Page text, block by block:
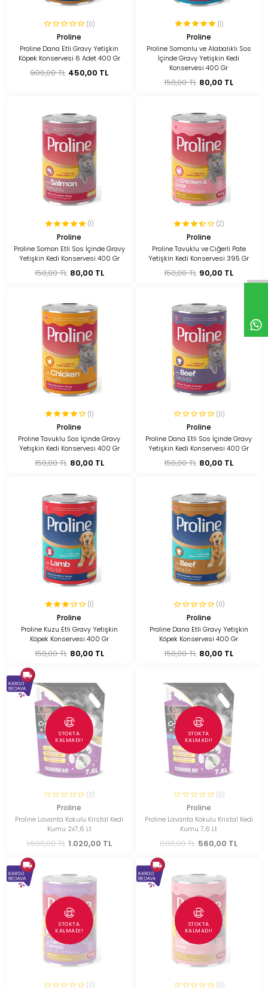
(0)
Proline
Proline Dana Etli Gravy Yetişkin
Köpek Konservesi 6 Adet 400 Gr
900,00 TL 450,00 TL
(1)
Proline
Proline Somonlu ve Alabalıklı Sos
İçinde Gravy Yetişkin Kedi
Konservesi 400 Gr
150,00 TL 80,00 TL
(1)
Proline
Proline Somon Etli Sos İçinde Gravy
Yetişkin Kedi Konservesi 400 Gr
150,00 TL 80,00 TL
(2)
Proline
Proline Tavuklu ve Ciğerli Pate
Yetişkin Kedi Konservesi 395 Gr
150,00 TL 90,00 TL
(1)
Proline
Proline Tavuklu Sos İçinde Gravy
Yetişkin Kedi Konservesi 400 Gr
150,00 TL 80,00 TL
(0)
Proline
Proline Dana Etli Sos İçinde Gravy
Yetişkin Kedi Konservesi 400 Gr
150,00 TL 80,00 TL
(1)
Proline
Proline Kuzu Etli Gravy Yetişkin
Köpek Konservesi 400 Gr
150,00 TL 80,00 TL
(0)
Proline
Proline Dana Etli Gravy Yetişkin
Köpek Konservesi 400 Gr
150,00 TL 80,00 TL
STOKTA
KALMADI!
(0)
Proline
Proline Lavanta Kokulu Kristal Kedi
Kumu 2x7,6 Lt
1.600,00 TL 1.020,00 TL
STOKTA
KALMADI!
(0)
Proline
Proline Lavanta Kokulu Kristal Kedi
Kumu 7,6 Lt
800,00 TL 560,00 TL
STOKTA
KALMADI!
(0)
STOKTA
KALMADI!
(0)